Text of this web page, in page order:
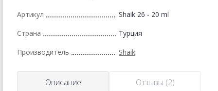
Артикул Shaik 26 - 20 ml
Страна Турция
Производитель Shaik
Описание Отзывы (2)